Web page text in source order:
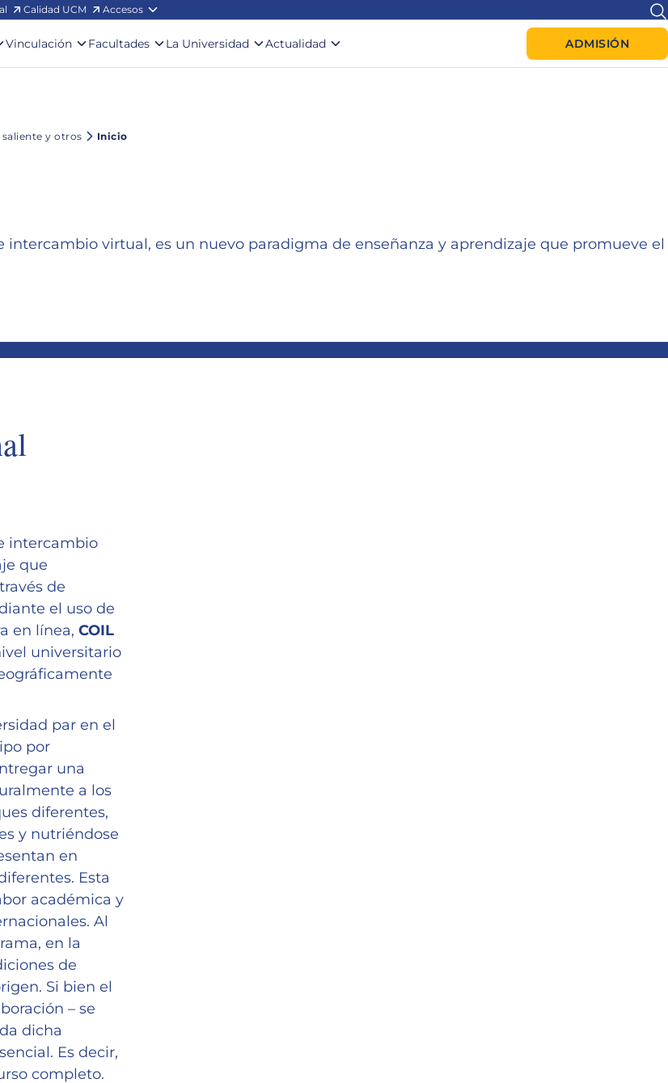
Calidad UCM Accesos
Vinculación Facultades La Universidad Actualidad ADMISIÓN
y otros Inicio
virtual, es un nuevo paradigma de enseñanza y aprendizaje que promueve el
intercambio
que
de
el uso de
en línea, COIL
universitario
par en el
por
una
a los
diferentes,
y nutriéndose
en
Esta
académica y
Al
en la
de
Si bien el
– se
dicha
Es decir,
completo.